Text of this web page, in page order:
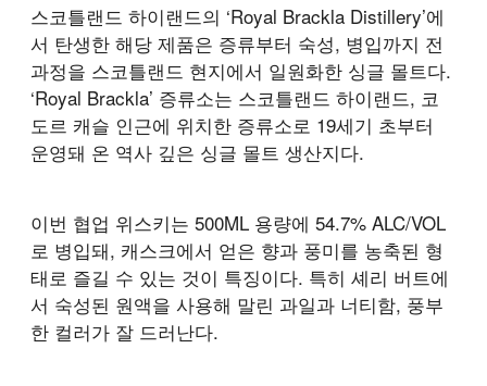
스코틀랜드 하이랜드의 ‘Royal Brackla Distillery’에
서 탄생한 해당 제품은 증류부터 숙성, 병입까지 전
과정을 스코틀랜드 현지에서 일원화한 싱글 몰트다.
‘Royal Brackla’ 증류소는 스코틀랜드 하이랜드, 코
도르 캐슬 인근에 위치한 증류소로 19세기 초부터
운영돼 온 역사 깊은 싱글 몰트 생산지다.
이번 협업 위스키는 500ML 용량에 54.7% ALC/VOL
로 병입돼, 캐스크에서 얻은 향과 풍미를 농축된 형
태로 즐길 수 있는 것이 특징이다. 특히 셰리 버트에
서 숙성된 원액을 사용해 말린 과일과 너티함, 풍부
한 컬러가 잘 드러난다.